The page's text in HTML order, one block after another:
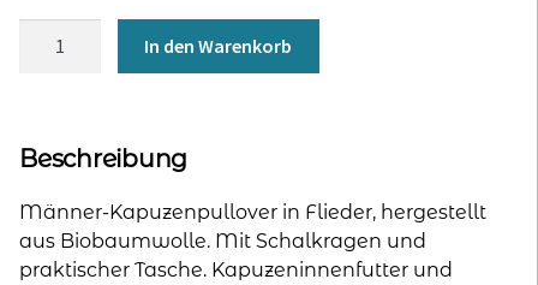
Flieder
In den Warenkorb
Beschreibung
Männer-Kapuzenpullover in Flieder, hergestellt
aus Biobaumwolle. Mit Schalkragen und
praktischer Tasche. Kapuzeninnenfutter und